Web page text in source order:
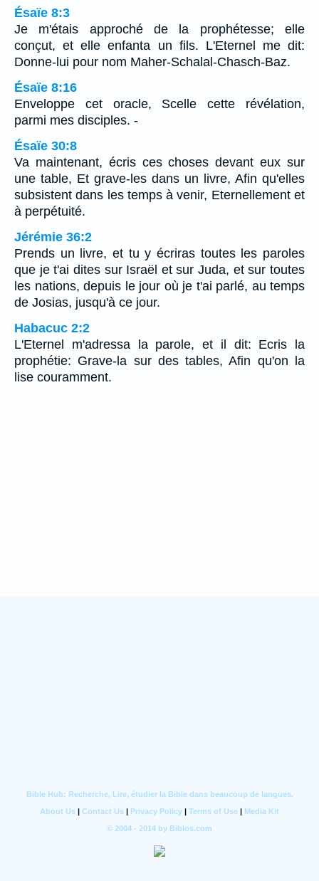
Ésaïe 8:3
Je m'étais approché de la prophétesse; elle
conçut, et elle enfanta un fils. L'Eternel me dit:
Donne-lui pour nom Maher-Schalal-Chasch-Baz.
Ésaïe 8:16
Enveloppe cet oracle, Scelle cette révélation,
parmi mes disciples. -
Ésaïe 30:8
Va maintenant, écris ces choses devant eux sur
une table, Et grave-les dans un livre, Afin qu'elles
subsistent dans les temps à venir, Eternellement et
à perpétuité.
Jérémie 36:2
Prends un livre, et tu y écriras toutes les paroles
que je t'ai dites sur Israël et sur Juda, et sur toutes
les nations, depuis le jour où je t'ai parlé, au temps
de Josias, jusqu'à ce jour.
Habacuc 2:2
L'Eternel m'adressa la parole, et il dit: Ecris la
prophétie: Grave-la sur des tables, Afin qu'on la
lise couramment.